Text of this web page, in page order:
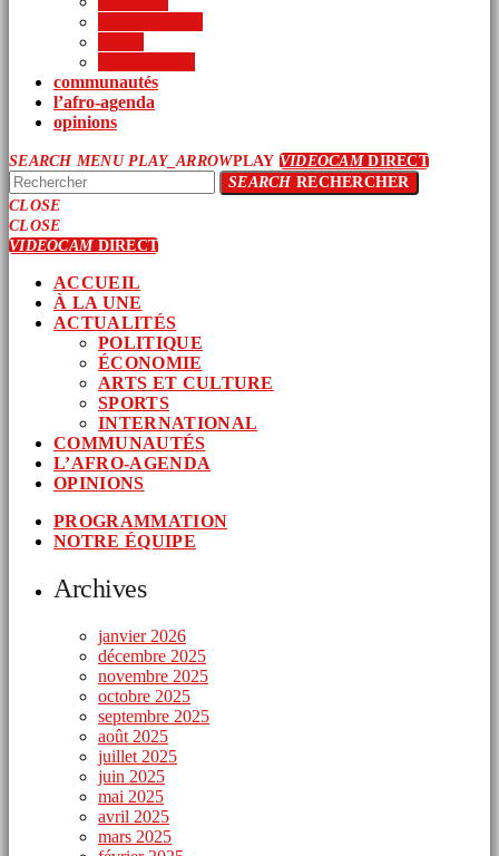
communautés
l’afro-agenda
opinions
SEARCH MENU PLAY_ARROWPLAY VIDEOCAMDIRECT
SEARCHRECHERCHER
CLOSE
CLOSE
VIDEOCAMDIRECT
ACCUEIL
À LA UNE
ACTUALITÉS
POLITIQUE
ÉCONOMIE
ARTS ET CULTURE
SPORTS
INTERNATIONAL
COMMUNAUTÉS
L’AFRO-AGENDA
OPINIONS
PROGRAMMATION
NOTRE ÉQUIPE
Archives
janvier 2026
décembre 2025
novembre 2025
octobre 2025
septembre 2025
août 2025
juillet 2025
juin 2025
mai 2025
avril 2025
mars 2025